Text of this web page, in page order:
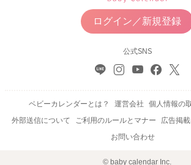
ログイン／新規登録
公式SNS
ベビーカレンダーとは？ 運営会社
個人情報の
外部送信について
ご利用のルールとマナー 広告掲
お問い合わせ
© baby calendar Inc.